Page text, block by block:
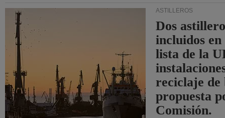
ASTILLEROS
Dos
incluidos
lista de la
reciclaje de
propuesta
Comisión.